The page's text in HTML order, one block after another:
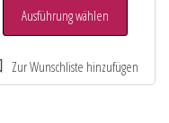
Ausführung wählen